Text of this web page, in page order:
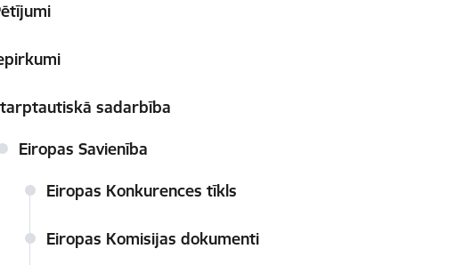
sadarbība
Eiropas Savienība
Eiropas Konkurences tīkls
Eiropas Komisijas dokumenti